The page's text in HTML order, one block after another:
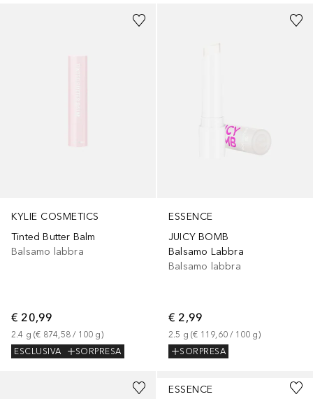
KYLIE COSMETICS
Tinted Butter Balm
Balsamo labbra
€ 20,99
2.4 g (€ 874,58 / 100 g)
ESCLUSIVA
SORPRESA
ESSENCE
JUICY BOMB
Balsamo Labbra
Balsamo labbra
€ 2,99
2.5 g (€ 119,60 / 100 g)
SORPRESA
ESSENCE